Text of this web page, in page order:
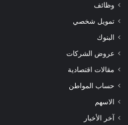
وظائف
تمويل شخصي
البنوك
عروض الشركات
مقالات اقتصادية
حساب المواطن
الاسهم
آخر الأخبار